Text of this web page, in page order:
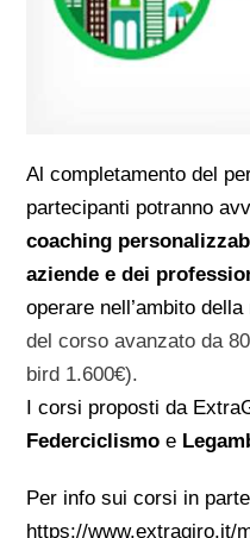
Al completamento del
partecipanti potranno
coaching
aziende e dei
operare nell’ambito
del corso avanzato da
bird 1.600€).
I corsi proposti da
Federciclismoe
Per info sui corsi in
https://www.extragiro.it/